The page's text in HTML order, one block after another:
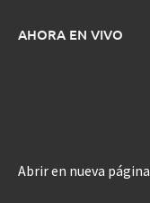
AHORA EN VIVO
Abrir en nueva página